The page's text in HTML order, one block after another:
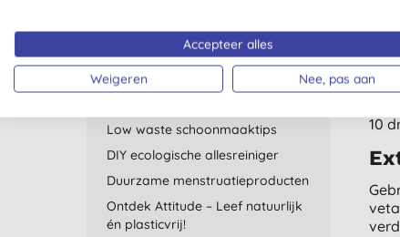
ook
10
Tips voor nieuwe ouders
Waarom bomen zo belangrijk zijn
Ontdek Weleda duurzame
Low waste schoonmaaktips
DIY ecologische allesreiniger
Duurzame menstruatieproducten
Ontdek Attitude – Leef natuurlijk
én plasticvrij!
Accepteer alles
Weigeren Nee, pas aan